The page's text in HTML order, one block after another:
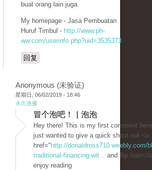
buat orang lain juga.
My homepage - Jasa Pembuatan
Huruf Timbul - http://www.ph-
ww.com/userinfo.php?uid=3535373
回复
Anonymous (未验证)
星期日, 06/02/2019 - 18:46
永久连接
冒个泡吧！ | 泡泡
Hey there! This is my first comment
just wanted to give a quick shout out <a
href=" http://donaldross710.weebly.com/
traditional-financing-wit... and flip loan</
enjoy reading